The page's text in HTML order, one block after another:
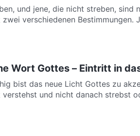
und jene, die nicht streben, sind
verschiedenen Bestimmungen.
Wort Gottes – Eintritt in
bist das neue Licht Gottes zu
und nicht danach strebst